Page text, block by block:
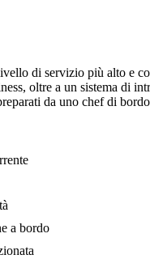
di servizio più alto e
oltre a un sistema di
da uno chef di
a bordo